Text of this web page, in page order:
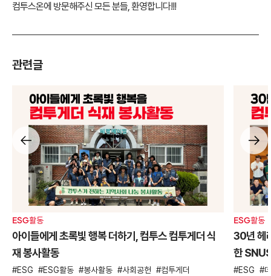
컴투스온에 방문해주신 모든 분들, 환영합니다!!!
관련글
ESG활동
아이들에게 초록빛 행복 더하기, 컴투스 컴투게더 식
재 봉사활동
ESG ESG활동 봉사활동 사회공헌 컴투게더
ESG활동
30년 헤
한
ESG